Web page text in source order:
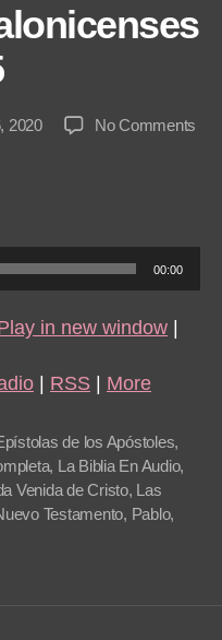
2020 No Comments
4-
00:00
in new window
RSS More
de los Apóstoles,
, La Biblia En Audio,
Venida de Cristo, Las
Testamento, Pablo,